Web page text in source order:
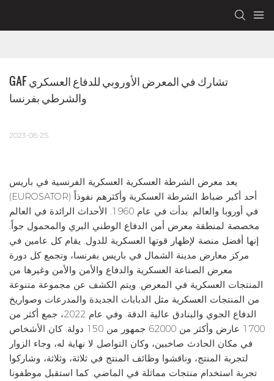
GAF تشارك في المعرض الأوروبي للدفاع العسكري
والشرطي بفرنسا
2023-08-25
يعد معرض الشرطة العسكرية العسكرية الفرنسية في باريس
(EUROSATOR) أحد أكبر ضباط الشرطة العسكرية وأكثرهم نفوذاً
في أوروبا والعالم. بدأت في عام 1960. الأحداث الرائدة في العالم
مخصصة لمنطقة معرض أمن الدفاع الوطني البري والمحمول جواً.
إنها أفضل منصة لإظهار قوتها العسكرية للدول. يقام كل عامين في
مركز معارض مدينة الشمال في باريس بفرنسا، وتجمع كل دورة
معرض الصناعة العسكرية والدفاع والأمن والأمن وغيرها من
المنتجات العسكرية في المعرض. ويتم الكشف عن مجموعة متنوعة
من المنتجات العسكرية مثل الدبابات الجديدة والمدرعات وصواريخ
الدفاع الجوي والبنادق عالية الدقة. وفي عام 2022، جمع أكثر من
1700 عارض وأكثر من 62000 جمهور من 150 دولة. كان الأشخاص
في مكان الحادث صاخبين، وكان التواصل لا نهاية له، وجاء الزوار
لتجربة المنتج، وناقشوا وظائف المنتج في ثلاثة، وثلاثة، وشاركوا
تجربة استخدام منتجات مماثلة في الماضي. كما استقبل موظفونا